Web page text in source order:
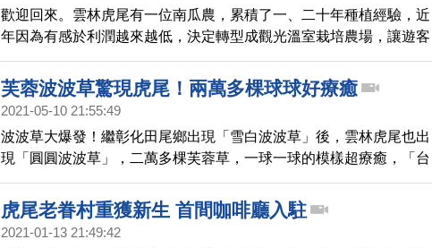
歡迎回來。雲林虎尾有一位南瓜農，累積了一、二十年種植經驗，近
年因為有感於利潤越來越低，決定轉型成觀光溫室栽培農場，讓遊客
來體驗自己採南瓜的趣味。他更在南瓜園區規畫一條七彩繽紛的南瓜
隧道，意外成為遊客拍照的打卡景點。
芙蓉波波草驚現虎尾！兩萬多棵球球好療癒
2021-05-10 21:55:49
波波草大爆發！繼彰化田尾鄉出現「雪白波波草」後，雲林虎尾也出
現「圓圓波波草」，二萬多棵芙蓉草，一球一球的模樣超療癒，「台
版波波草」的消息一傳開，吸引許多民眾到場拍照打卡。
虎尾老眷村重獲新生 首間咖啡廳入駐
2021-01-13 21:49:42